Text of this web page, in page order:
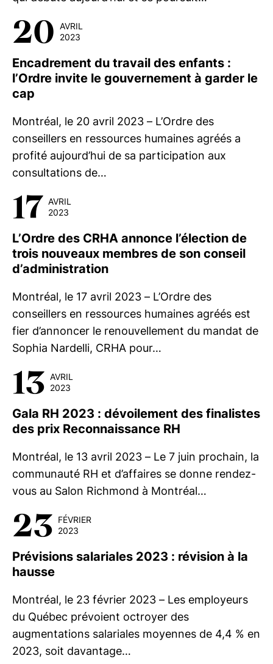
20 AVRIL
2023
Encadrement du travail des enfants :
l’Ordre invite le gouvernement à garder le
cap
Montréal, le 20 avril 2023 – L’Ordre des
conseillers en ressources humaines agréés a
profité aujourd’hui de sa participation aux
consultations de…
17 AVRIL
2023
L’Ordre des CRHA annonce l’élection de
trois nouveaux membres de son conseil
d’administration
Montréal, le 17 avril 2023 – L’Ordre des
conseillers en ressources humaines agréés est
fier d’annoncer le renouvellement du mandat de
Sophia Nardelli, CRHA pour…
13 AVRIL
2023
Gala RH 2023 : dévoilement des finalistes
des prix Reconnaissance RH
Montréal, le 13 avril 2023 – Le 7 juin prochain, la
communauté RH et d’affaires se donne rendez-
vous au Salon Richmond à Montréal…
23 FÉVRIER
2023
Prévisions salariales 2023 : révision à la
hausse
Montréal, le 23 février 2023 – Les employeurs
du Québec prévoient octroyer des
augmentations salariales moyennes de 4,4 % en
2023, soit davantage…